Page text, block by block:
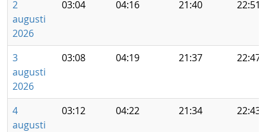
2
augusti
2026
03:04 04:16 21:40 22:51
3
augusti
2026
03:08 04:19 21:37 22:47
4
augusti
03:12 04:22 21:34 22:43